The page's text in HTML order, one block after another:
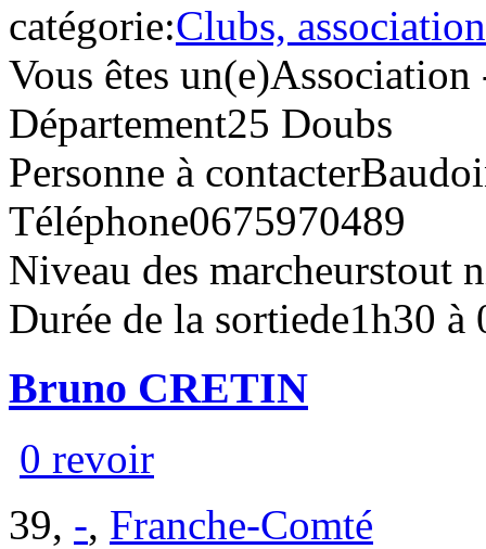
catégorie:Clubs,
Vous êtes un(e)Association
Département25 Doubs
Personne à contacter
Téléphone0675970489
Niveau des marcheurstout
Durée de la sortiede1h30 à
Bruno CRETIN
0 revoir
39, -, Franche-Comté